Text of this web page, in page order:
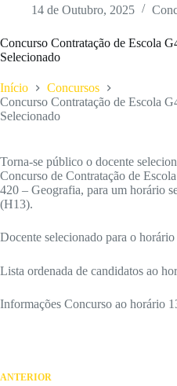
14 de Outubro, 2025
Concurso Contratação de Escola
Selecionado
Início
Concursos
Concurso Contratação de Escola
Selecionado
Torna-se público o docente
Concurso de Contratação de
420 – Geografia, para um horário
(H13).
Docente selecionado para o
Lista ordenada de candidatos ao
Informações Concurso ao horário
ANTERIOR